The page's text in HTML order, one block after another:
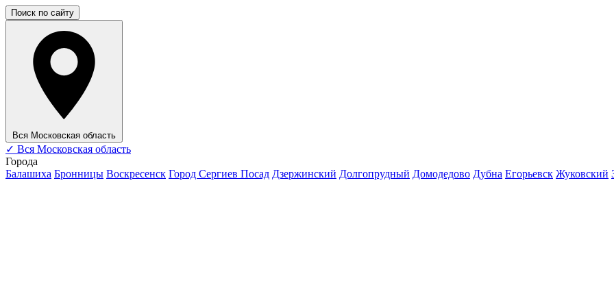
Поиск по сайту
Вся Московская область
✓ Вся Московская область
Города
Балашиха Бронницы Воскресенск Город Сергиев Посад Дзержинский Долгопрудный Домодедово Дубна Егорьевск Жуковский